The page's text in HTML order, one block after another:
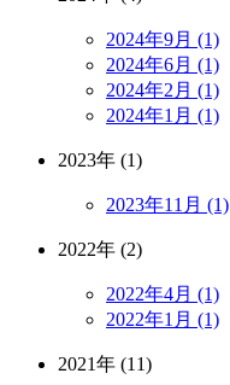
2024年9月 (1)
2024年6月 (1)
2024年2月 (1)
2024年1月 (1)
2023年 (1)
2023年11月 (1)
2022年 (2)
2022年4月 (1)
2022年1月 (1)
2021年 (11)